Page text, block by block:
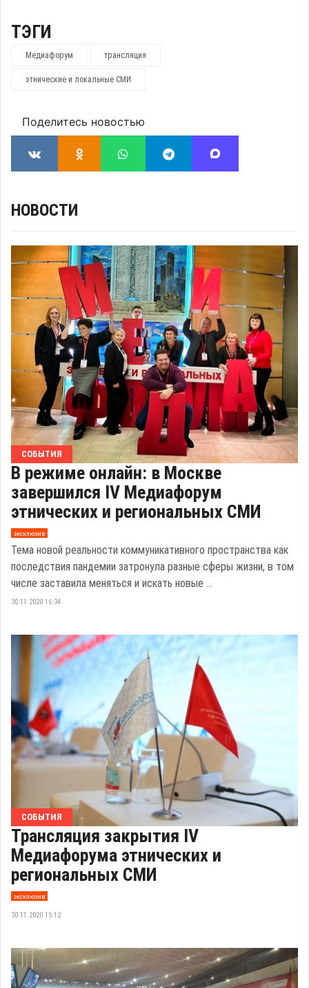
ТЭГИ
Медиафорум трансляция
этнические и локальные СМИ
Поделитесь новостью
НОВОСТИ
СОБЫТИЯ
В режиме онлайн: в Москве
завершился IV Медиафорум
этнических и региональных СМИ
эксклюзив
Тема новой реальности коммуникативного пространства как
последствия пандемии затронула разные сферы жизни, в том
числе заставила меняться и искать новые ...
30.11.2020 16:34
СОБЫТИЯ
Трансляция закрытия IV
Медиафорума этнических и
региональных СМИ
эксклюзив
30.11.2020 15:12